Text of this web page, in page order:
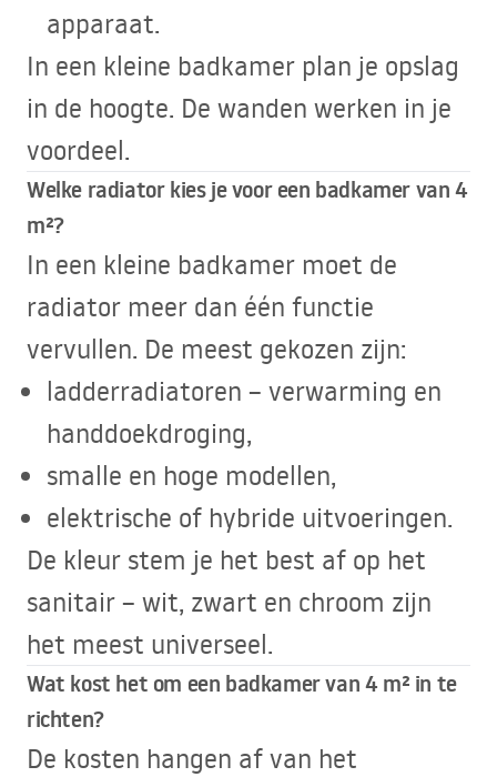
apparaat.
In een kleine badkamer plan je opslag
in de hoogte. De wanden werken in je
voordeel.
Welke radiator kies je voor een badkamer van 4
m²?
In een kleine badkamer moet de
radiator meer dan één functie
vervullen. De meest gekozen zijn:
ladderradiatoren – verwarming en
handdoekdroging,
smalle en hoge modellen,
elektrische of hybride uitvoeringen.
De kleur stem je het best af op het
sanitair – wit, zwart en chroom zijn
het meest universeel.
Wat kost het om een badkamer van 4 m² in te
richten?
De kosten hangen af van het